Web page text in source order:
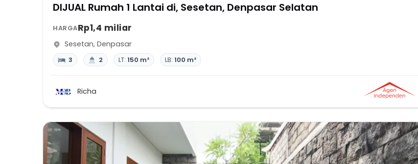
DIJUAL Rumah 1 Lantai di, Sesetan, Denpasar Selatan
HARGARp1,4 miliar
Sesetan, Denpasar
3 2 LT: 150 m² LB: 100 m²
Richa